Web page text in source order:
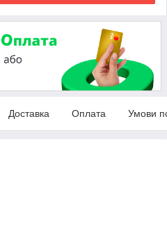
Доставка Оплата Умови